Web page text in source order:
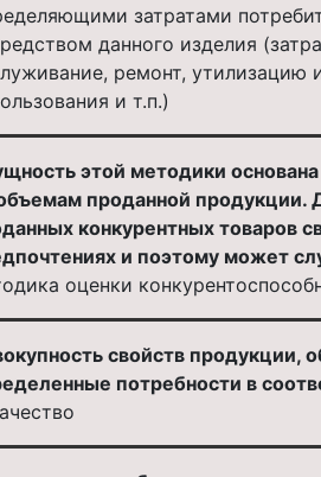
затратами
данного изделия
ремонт, утилизацию
и т.п.)
этой методики
проданной продукции.
конкурентных товаров
и поэтому может
оценки
свойств продукции,
потребности в